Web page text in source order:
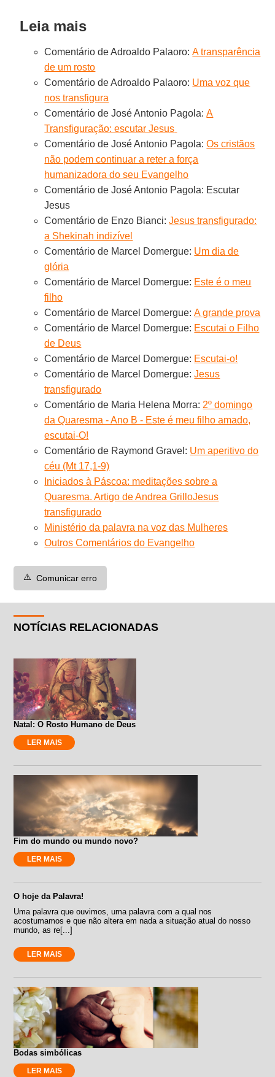
Leia mais
Comentário de Adroaldo Palaoro:A transparência
de um rosto
Comentário de Adroaldo Palaoro: Uma voz que
nos transfigura
Comentário de José Antonio Pagola:A
Transfiguração: escutar Jesus
Comentário de José Antonio Pagola:Os cristãos
não podem continuar a reter a força
humanizadora do seu Evangelho
Comentário de José Antonio Pagola: Escutar
Jesus
Comentário de Enzo Bianci:Jesus transfigurado:
a Shekinah indizível
Comentário de Marcel Domergue: Um dia de
glória
Comentário de Marcel Domergue: Este é o meu
filho
Comentário de Marcel Domergue:A grande prova
Comentário de Marcel Domergue: Escutai o Filho
de Deus
Comentário de Marcel Domergue: Escutai-o!
Comentário de Marcel Domergue:Jesus
transfigurado
Comentário de Maria Helena Morra: 2º domingo
da Quaresma - Ano B - Este é meu filho amado,
escutai-O!
Comentário de Raymond Gravel: Um aperitivo do
céu (Mt 17,1-9)
Iniciados à Páscoa: meditações sobre a
Quaresma. Artigo de Andrea GrilloJesus
transfigurado
Ministério da palavra na voz das Mulheres
Outros Comentários do Evangelho
⚠️ Comunicar erro
NOTÍCIAS RELACIONADAS
Natal: O Rosto Humano de Deus
LER MAIS
Fim do mundo ou mundo novo?
LER MAIS
O hoje da Palavra!
Uma palavra que ouvimos, uma palavra com a qual nos
acostumamos e que não altera em nada a situação atual do nosso
mundo, as re[...]
LER MAIS
Bodas simbólicas
LER MAIS